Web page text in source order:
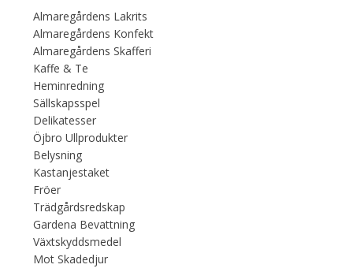
Almaregårdens Lakrits
Almaregårdens Konfekt
Almaregårdens Skafferi
Kaffe & Te
Heminredning
Sällskapsspel
Delikatesser
Öjbro Ullprodukter
Belysning
Kastanjestaket
Fröer
Trädgårdsredskap
Gardena Bevattning
Växtskyddsmedel
Mot Skadedjur